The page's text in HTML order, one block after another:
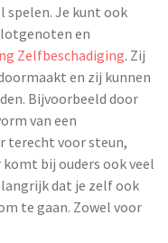
spelen. Je kunt ook
lotgenoten en
Zelfbeschadiging. Zij
en zij kunnen
Bijvoorbeeld door
van een
terecht voor steun,
bij ouders ook veel
dat je zelf ook
te gaan. Zowel voor